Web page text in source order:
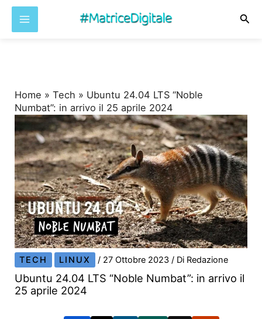
Home »Tech » Ubuntu 24.04 LTS “Noble
Numbat”: in arrivo il 25 aprile 2024
TECH LINUX / 27 Ottobre 2023/ Di Redazione
Ubuntu 24.04 LTS “Noble Numbat”: in arrivo il
25 aprile 2024